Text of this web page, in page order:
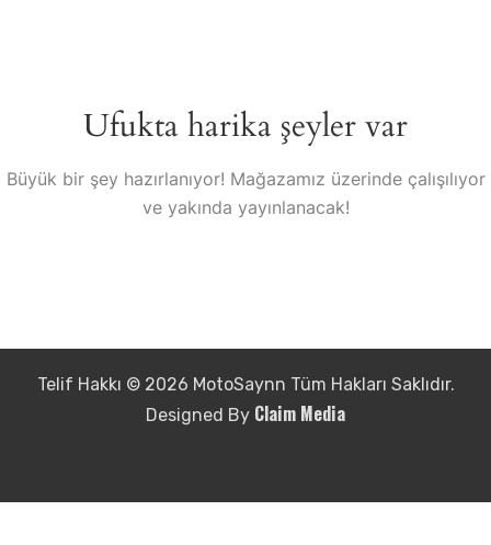
Ufukta harika şeyler var
Büyük bir şey hazırlanıyor! Mağazamız üzerinde çalışılıyor
ve yakında yayınlanacak!
Telif Hakkı © 2026 MotoSaynn Tüm Hakları Saklıdır.
Designed By Claim Media